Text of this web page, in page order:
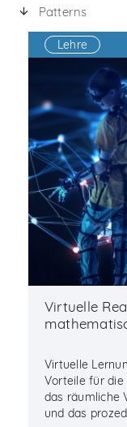
Patterns
Lehre
Virtuelle
Virtuelle
Vorteile für die
das räumliche
und das